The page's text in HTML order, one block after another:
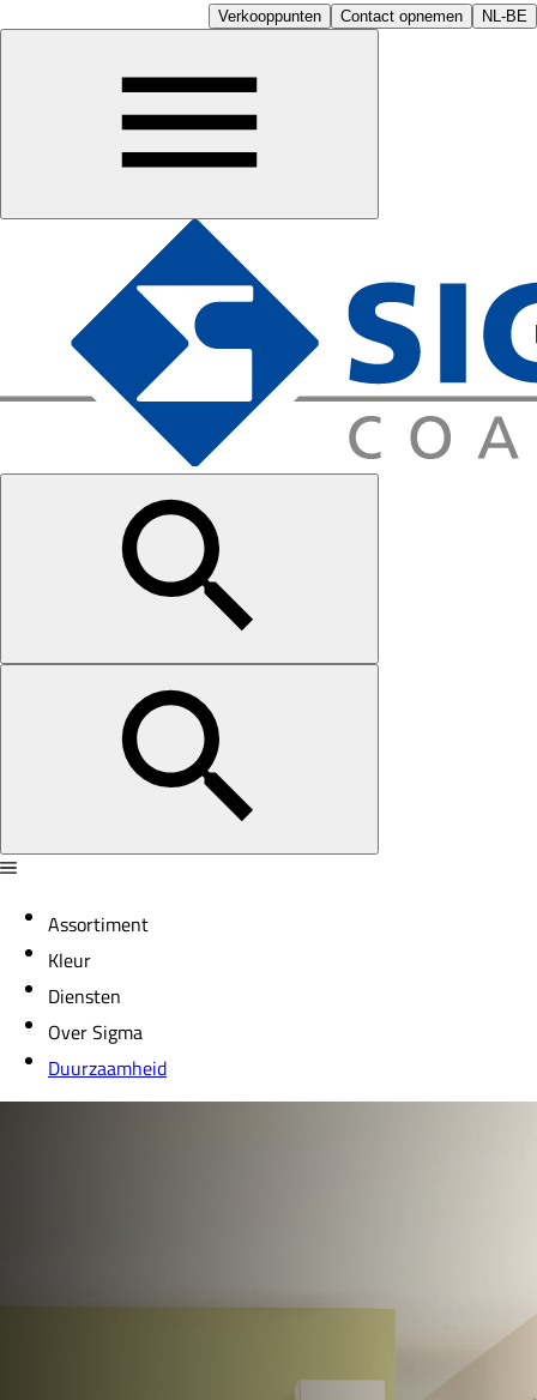
Verkooppunten Contact opnemen NL-BE
Assortiment
Kleur
Diensten
Over Sigma
Duurzaamheid